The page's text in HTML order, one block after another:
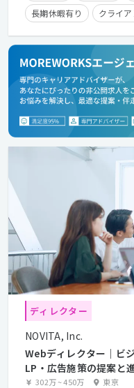
長期休暇有り
クライ
経験者優遇
残業手当
ディレクター
NOVITA, Inc.
Webディレクター｜ビ
LP・広告施策の提案と
302万~450万 東京